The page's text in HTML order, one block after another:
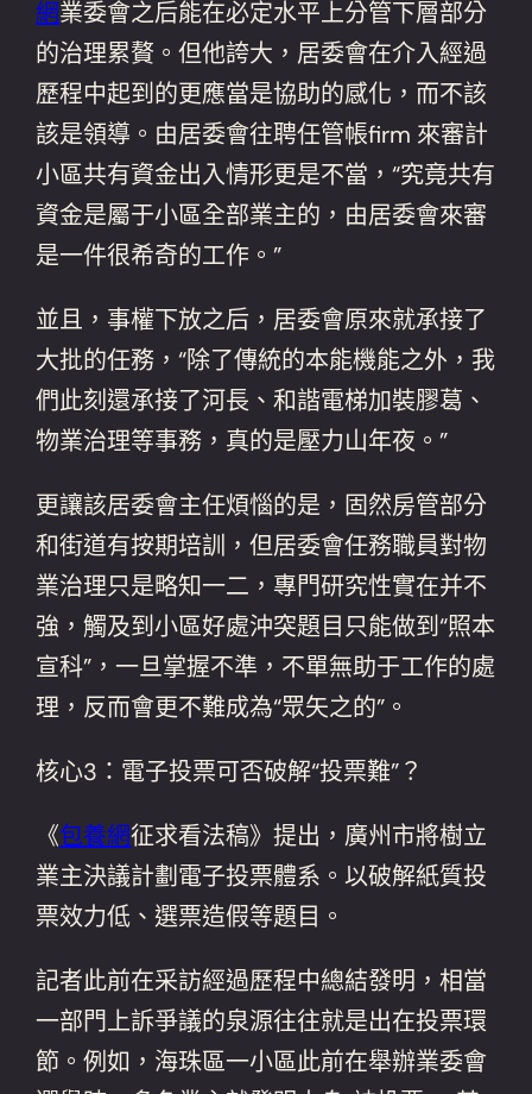
網業委會之后能在必定水平上分管下層部分
的治理累贅。但他誇大，居委會在介入經過
歷程中起到的更應當是協助的感化，而不該
該是領導。由居委會往聘任管帳firm 來審計
小區共有資金出入情形更是不當，“究竟共有
資金是屬于小區全部業主的，由居委會來審
是一件很希奇的工作。”
並且，事權下放之后，居委會原來就承接了
大批的任務，“除了傳統的本能機能之外，我
們此刻還承接了河長、和諧電梯加裝膠葛、
物業治理等事務，真的是壓力山年夜。”
更讓該居委會主任煩惱的是，固然房管部分
和街道有按期培訓，但居委會任務職員對物
業治理只是略知一二，專門研究性實在并不
強，觸及到小區好處沖突題目只能做到“照本
宣科”，一旦掌握不準，不單無助于工作的處
理，反而會更不難成為“眾矢之的”。
核心3：電子投票可否破解“投票難”？
《包養網征求看法稿》提出，廣州市將樹立
業主決議計劃電子投票體系。以破解紙質投
票效力低、選票造假等題目。
記者此前在采訪經過歷程中總結發明，相當
一部門上訴爭議的泉源往往就是出在投票環
節。例如，海珠區一小區此前在舉辦業委會